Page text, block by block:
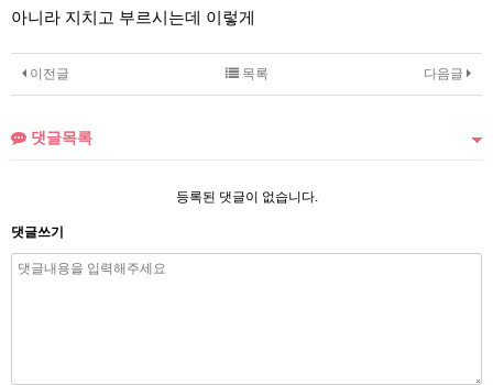
아니라 지치고 부르시는데 이렇게
이전글 다음글
목록
댓글목록
등록된 댓글이 없습니다.
댓글쓰기